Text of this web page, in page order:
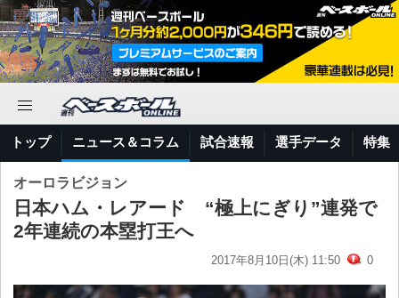
トップ ニュース＆コラム 試合速報 選手データ 特集
オーロラビジョン
日本ハム・レアード “極上にぎり”連発で
2年連続の本塁打王へ
2017年8月10日(木) 11:50 0